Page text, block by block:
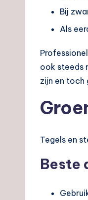
Bij
Als
ook steeds
zijn en toch
Tegels en
Beste